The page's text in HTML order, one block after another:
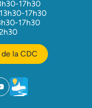
17h30
17h30
17h30
la CDC
onglet)
un nouvel onglet)
dans un nouvel onglet)
dans un nouvel
Météo
(ouverture dans un